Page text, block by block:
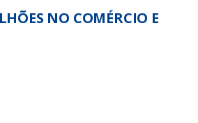
NO COMÉRCIO E